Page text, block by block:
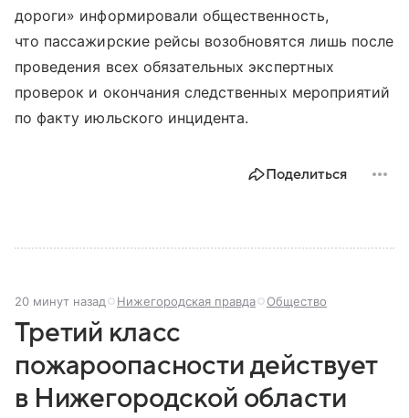
дороги» информировали общественность,
что пассажирские рейсы возобновятся лишь после
проведения всех обязательных экспертных
проверок и окончания следственных мероприятий
по факту июльского инцидента.
Поделиться
20 минут назад Нижегородская правда Общество
Третий класс
пожароопасности действует
в Нижегородской области